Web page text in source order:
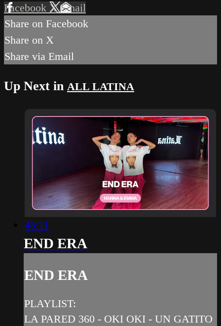
Facebook XEmail
Share on Facebook
Share on X
Share via Email
Up Next in ALL LATINA
45:11
END ERA
END ERA
PLAYLIST:
LA PARED 360 - OKI OKI - UN GATITO